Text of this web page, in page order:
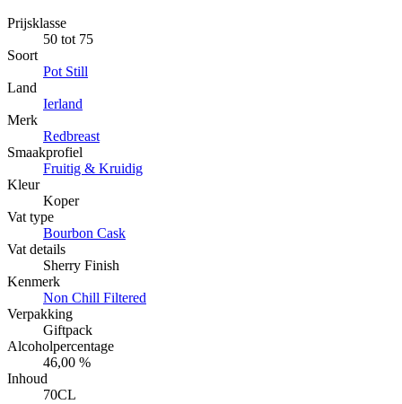
Prijsklasse
50 tot 75
Soort
Pot Still
Land
Ierland
Merk
Redbreast
Smaakprofiel
Fruitig & Kruidig
Kleur
Koper
Vat type
Bourbon Cask
Vat details
Sherry Finish
Kenmerk
Non Chill Filtered
Verpakking
Giftpack
Alcoholpercentage
46,00 %
Inhoud
70CL